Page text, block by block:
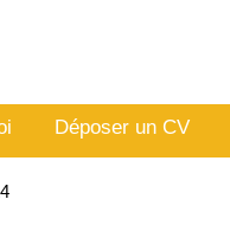
Déposer un CV